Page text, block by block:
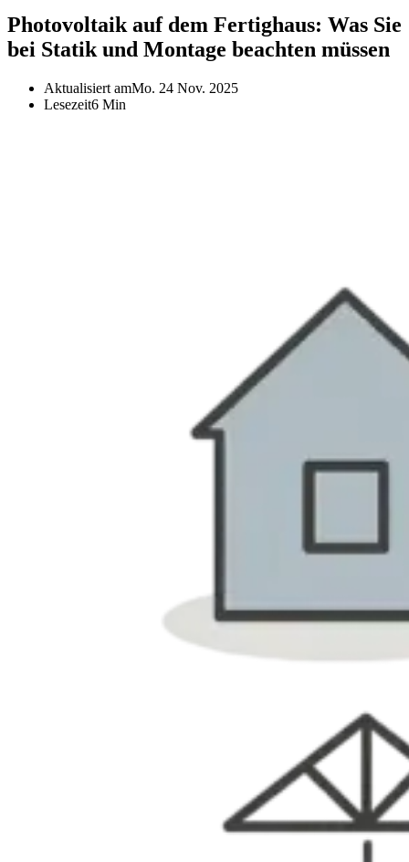
Photovoltaik auf dem Fertighaus: Was Sie
bei Statik und Montage beachten müssen
Aktualisiert amMo. 24 Nov. 2025
Lesezeit6 Min